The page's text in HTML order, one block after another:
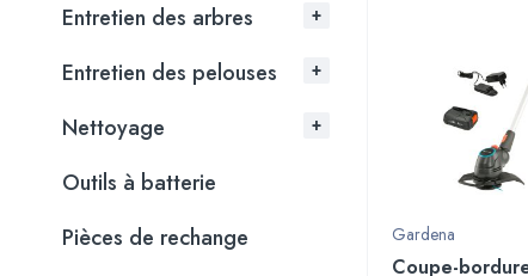
Entretien des arbres
Entretien des pelouses
Nettoyage
Outils à batterie
Pièces de rechange
Gardena
Coupe-